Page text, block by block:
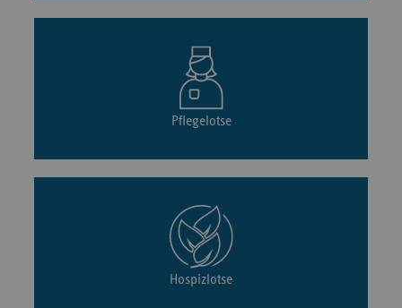
Pflegelotse
Hospizlotse